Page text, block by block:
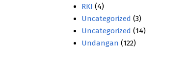
RKI (4)
Uncategorized (3)
Uncategorized (14)
Undangan (122)